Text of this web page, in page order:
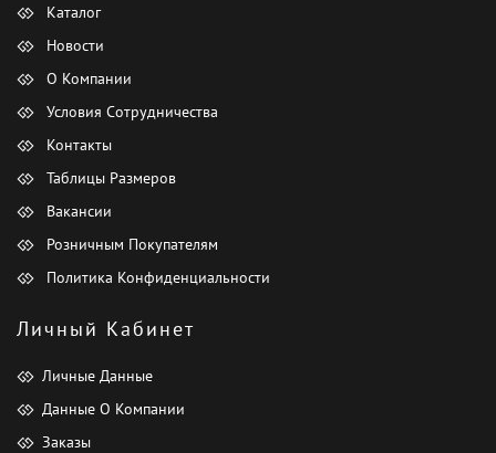
Каталог
Новости
О Компании
Условия Сотрудничества
Контакты
Таблицы Размеров
Вакансии
Розничным Покупателям
Политика Конфиденциальности
Личный Кабинет
Личные Данные
Данные О Компании
Заказы